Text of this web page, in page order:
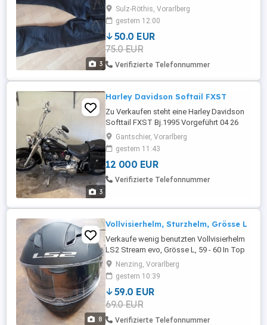
3
gekauft Motorrad Loitz, lauterach
Sulz-Röthis, Vorarlberg
gestern 12:00
50.0 EUR
75.0 EUR
Verifizierte Telefonnummer
3
Harley Davidson Softail FXST
Zu Verkaufen steht eine Harley Davidson
Softtail FXST Bj.1995 Vorgeführt 04 26
55000km Sehr guter Zustand . Bei
Interesse einfach melden.
Gantschier, Vorarlberg
gestern 11:43
12 000 EUR
Verifizierte Telefonnummer
8
Vollvisierhelm, Sturzhelm, Grösse L
Verkaufe wenig benutzten Vollvisierhelm
LS2 Stream evo, Grösse L, 59 - 60 In Top
Zustand, keine Kratzer im Visier, auch die
Innenpüolsterung ist sauber. Der Helm
wurde nur von meiner Tochter benutzt, so
lange sie einen Motorroller hatte.
Nichtraucher! Der Helm hat innerhalb des
glasklaren Visiers zusätzlich ...
Nenzing, Vorarlberg
gestern 10:39
59.0 EUR
69.0 EUR
Verifizierte Telefonnummer